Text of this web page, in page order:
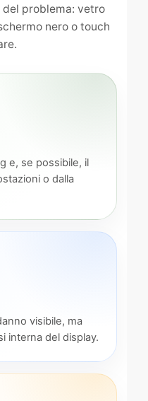
problema: vetro
nero o touch
e, se possibile, il
o dalla
visibile, ma
interna del display.